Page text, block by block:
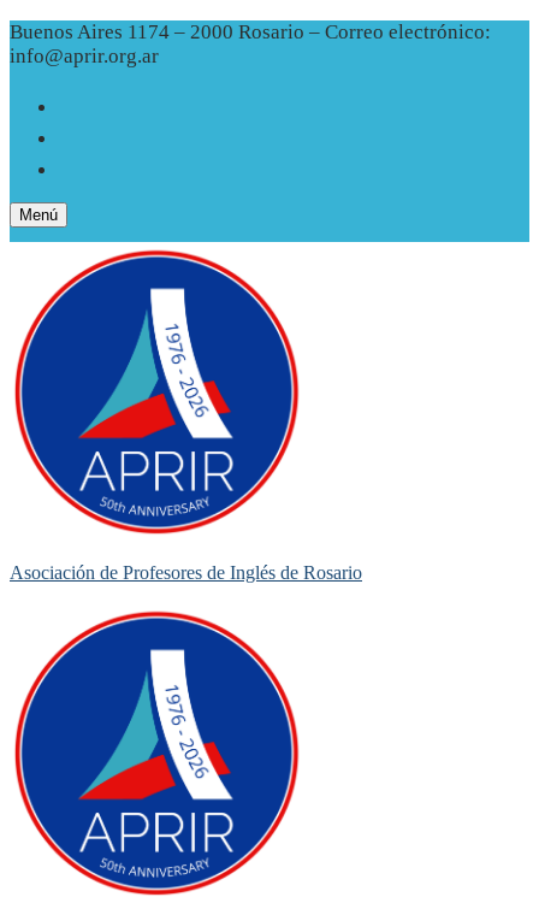
Ir
al
contenido
Menú
Cerrar
Buenos Aires 1174 – 2000 Rosario – Correo electrónico:
info@aprir.org.ar
Menú
Asociación de Profesores de Inglés de Rosario